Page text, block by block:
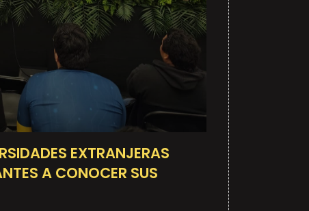
EXTRANJERAS
A CONOCER SUS